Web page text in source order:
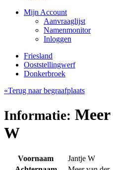
Mijn Account
Aanvraaglijst
Namenmonitor
Inloggen
Friesland
Ooststellingwerf
Donkerbroek
«Terug naar begraafplaats
Informatie:
W
Voornaam
Jantje W